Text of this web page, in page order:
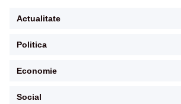
Actualitate
Politica
Economie
Social